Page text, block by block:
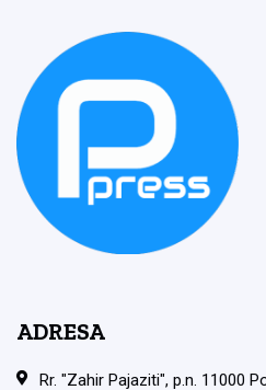
ADRESA
Rr. "Zahir Pajaziti", p.n. 11000